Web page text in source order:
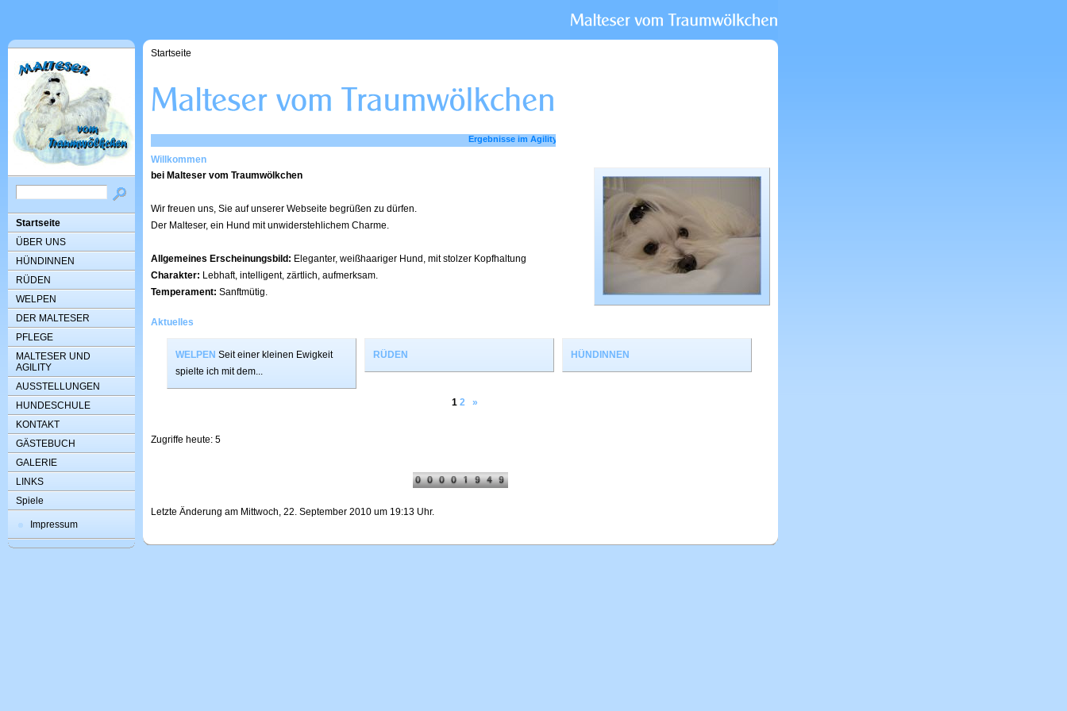
Startseite
ÜBER UNS
HÜNDINNEN
RÜDEN
WELPEN
DER MALTESER
PFLEGE
MALTESER UND
AGILITY
AUSSTELLUNGEN
HUNDESCHULE
KONTAKT
GÄSTEBUCH
GALERIE
LINKS
Spiele
Impressum
Startseite
Willkommen
bei Malteser vom Traumwölkchen
Wir freuen uns, Sie auf unserer Webseite begrüßen zu dürfen.
Der Malteser, ein Hund mit unwiderstehlichem Charme.
Allgemeines Erscheinungsbild: Eleganter, weißhaariger Hund, mit stolzer Kopfhaltung
Charakter: Lebhaft, intelligent, zärtlich, aufmerksam.
Temperament: Sanftmütig.
Aktuelles
WELPEN Seit einer kleinen Ewigkeit
spielte ich mit dem...
RÜDEN HÜNDINNEN
1 2 »
Zugriffe heute: 5
Letzte Änderung am Mittwoch, 22. September 2010 um 19:13 Uhr.